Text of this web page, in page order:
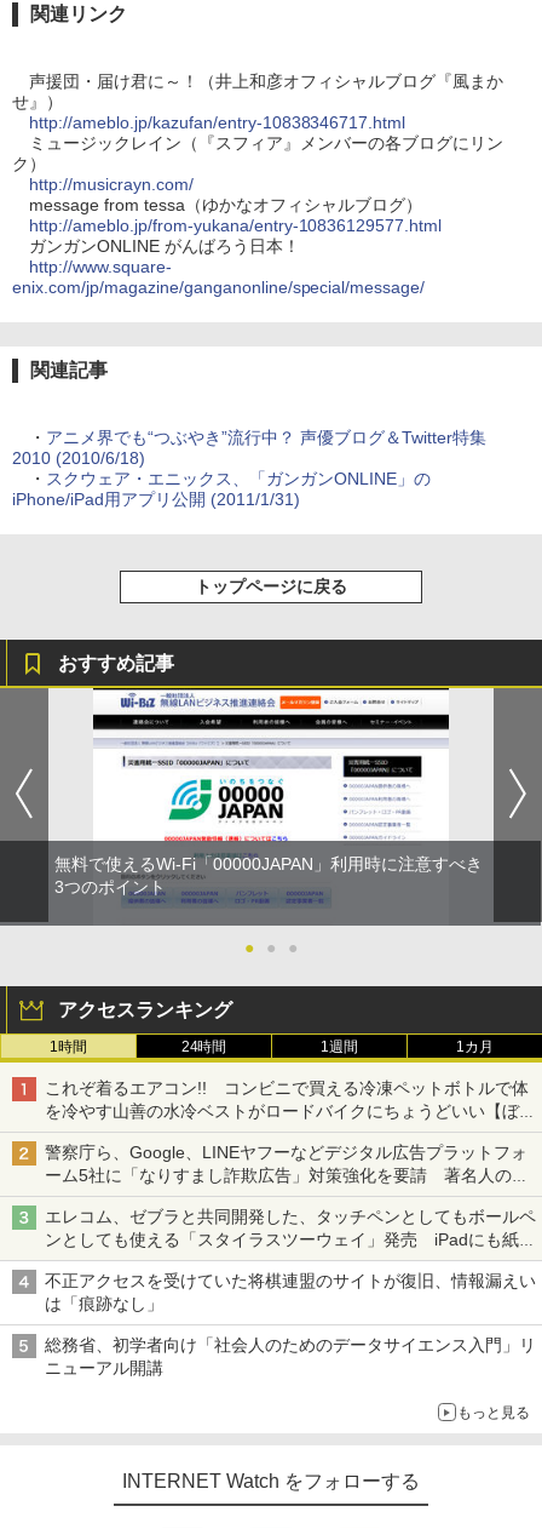
関連リンク
声援団・届け君に～！（井上和彦オフィシャルブログ『風まか
せ』）
http://ameblo.jp/kazufan/entry-10838346717.html
ミュージックレイン（『スフィア』メンバーの各ブログにリン
ク）
http://musicrayn.com/
message from tessa（ゆかなオフィシャルブログ）
http://ameblo.jp/from-yukana/entry-10836129577.html
ガンガンONLINE がんばろう日本！
http://www.square-
enix.com/jp/magazine/ganganonline/special/message/
関連記事
・ アニメ界でも“つぶやき”流行中？ 声優ブログ＆Twitter特集
2010 (2010/6/18)
・ スクウェア・エニックス、「ガンガンONLINE」の
iPhone/iPad用アプリ公開 (2011/1/31)
トップページに戻る
おすすめ記事
無料で使えるWi-Fi「00000JAPAN」利用時に注意すべき
3つのポイント
● ● ●
アクセスランキング
1時間 24時間 1週間 1カ月
これぞ着るエアコン!! コンビニで買える冷凍ペットボトルで体
を冷やす山善の水冷ベストがロードバイクにちょうどいい【ぼっ
ち・ざ・ろーど！その14】【空いた時間でなにしてる？】
警察庁ら、Google、LINEヤフーなどデジタル広告プラットフォ
ーム5社に「なりすまし詐欺広告」対策強化を要請 著名人の写
真や映像を使った投資詐欺などへの対策として
エレコム、ゼブラと共同開発した、タッチペンとしてもボールペ
ンとしても使える「スタイラスツーウェイ」発売 iPadにも紙に
も、持ち替えずに書き込める
不正アクセスを受けていた将棋連盟のサイトが復旧、情報漏えい
は「痕跡なし」
総務省、初学者向け「社会人のためのデータサイエンス入門」リ
ニューアル開講
もっと見る
INTERNET Watch をフォローする